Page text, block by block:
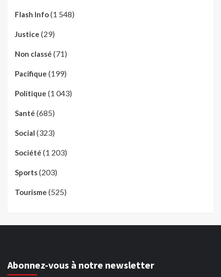
Flash Info(1 548)
Justice (29)
Non classé (71)
Pacifique (199)
Politique (1 043)
Santé (685)
Social (323)
Société (1 203)
Sports(203)
Tourisme (525)
Abonnez-vous à notre newsletter